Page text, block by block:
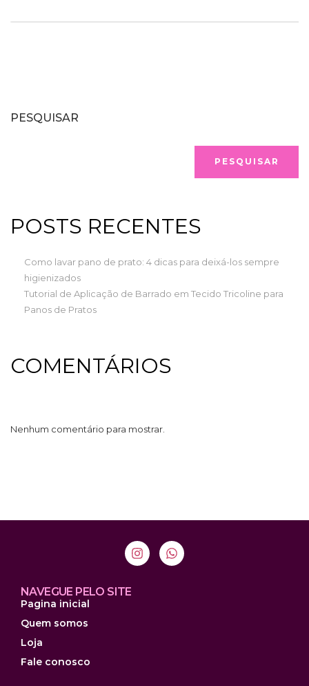
PESQUISAR
PESQUISAR
POSTS RECENTES
Como lavar pano de prato: 4 dicas para deixá-los sempre
higienizados
Tutorial de Aplicação de Barrado em Tecido Tricoline para
Panos de Pratos
COMENTÁRIOS
Nenhum comentário para mostrar.
NAVEGUE PELO SITE
Pagina inicial
Quem somos
Loja
Fale conosco